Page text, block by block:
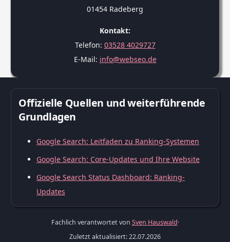
01454 Radeberg
Kontakt:
Telefon: 03528 4029727
E-Mail: info@webseo.de
Offizielle Quellen und weiterführende
Grundlagen
Google Search: Leitfaden zu Ranking-Systemen
Google Search: Core-Updates und Ihre Website
Google Search Status Dashboard: Ranking-
Updates
Fachlich verantwortet von Sven Hauswald·
Zuletzt aktualisiert: 22.07.2026